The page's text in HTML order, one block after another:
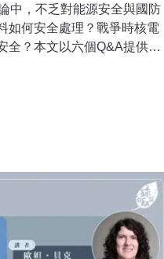
中，不乏對能源安全與國防
如何安全處理？戰爭時核電
全？本文以六個Q&A提供讀
先移入燃料池「濕式貯
過空氣自然對流帶走核燃
社區溝通與地下實驗等程
。今（2025）年經濟部成立
出核廢選址草案。